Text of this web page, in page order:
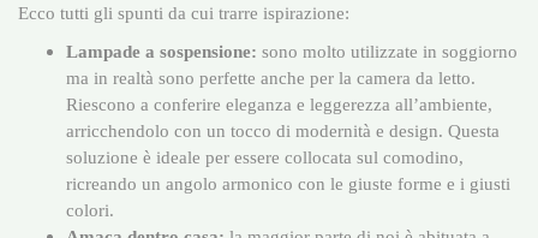
Ecco tutti gli spunti da cui trarre ispirazione:
Lampade a sospensione: sono molto utilizzate in soggiorno
ma in realtà sono perfette anche per la camera da letto.
Riescono a conferire eleganza e leggerezza all’ambiente,
arricchendolo con un tocco di modernità e design. Questa
soluzione è ideale per essere collocata sul comodino,
ricreando un angolo armonico con le giuste forme e i giusti
colori.